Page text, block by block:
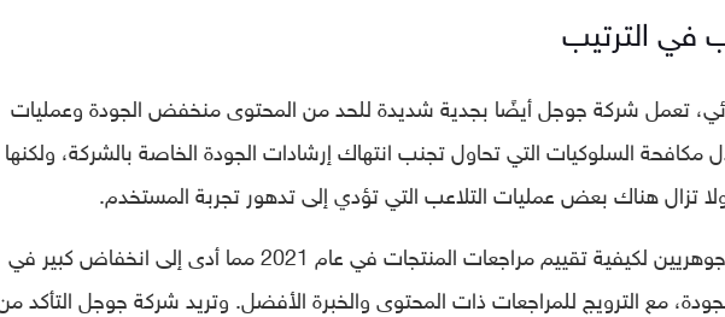
في الترتيب
تعمل شركة جوجل أيضًا بجدية شديدة للحد من المحتوى منخفض الجودة وعمليات
مكافحة السلوكيات التي تحاول تجنب انتهاك إرشادات الجودة الخاصة بالشركة،
تزال هناك بعض عمليات التلاعب التي تؤدي إلى تدهور تجربة المستخدم.
وأجرت جوجل تحديثين جوهريين لكيفية تقييم مراجعات المنتجات في عام 2021 مما أدى إلى انخفاض كبير في
مع الترويج للمراجعات ذات المحتوى والخبرة الأفضل. وتريد شركة جوجل التأكد